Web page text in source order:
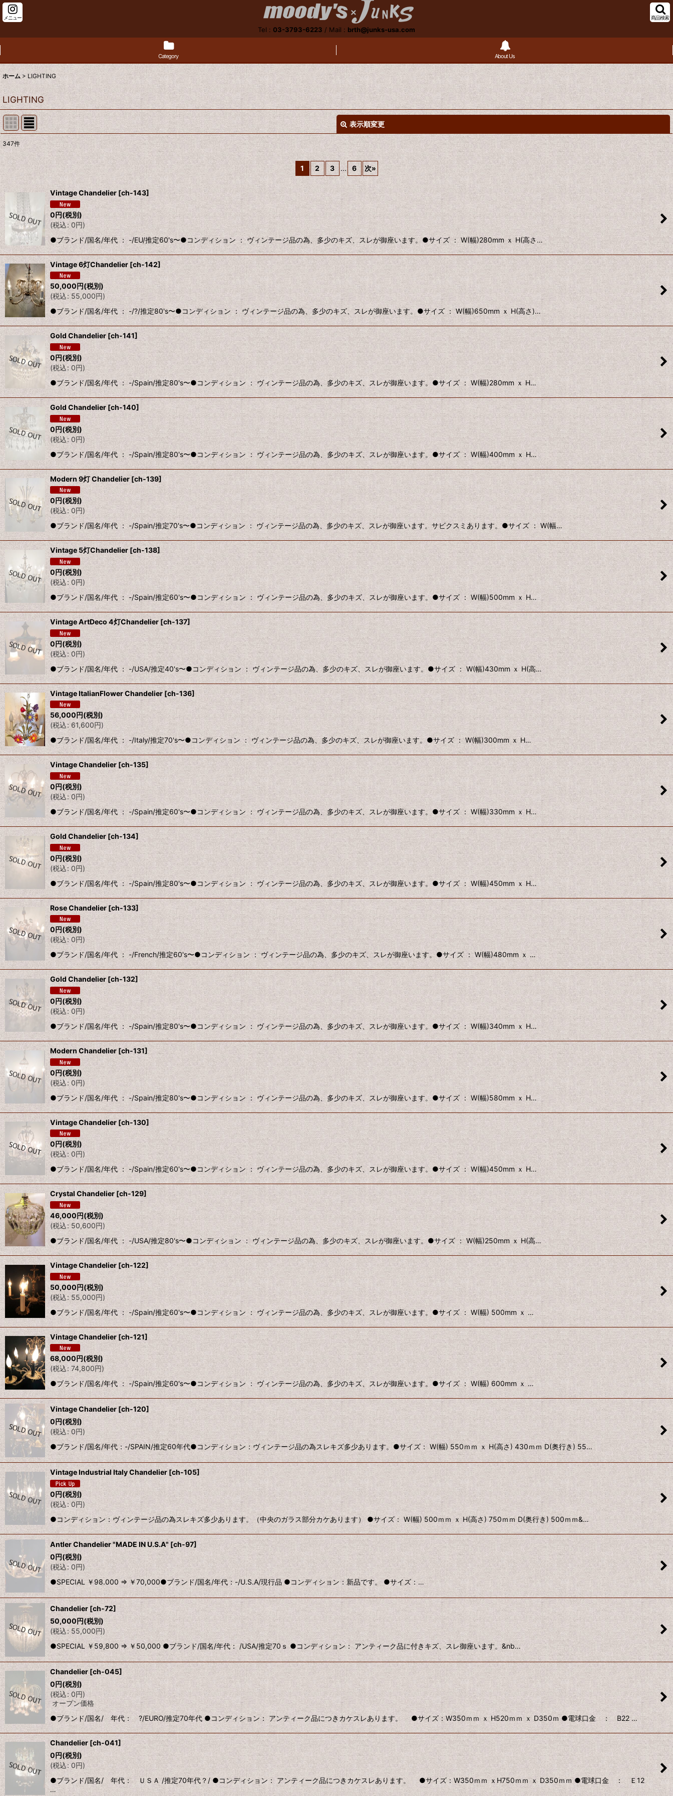
メニュー
Tel : 03-3793-6223 / Mail : brth@junks-usa.com
商品検索
Category About Us
ホーム > LIGHTING
LIGHTING
表示順変更
サブカテゴリ
表示数:
並び順
絞り込む
347件
1 2 3 ... 6 次»
Vintage Chandelier [ch-143]
0円(税別)
(税込: 0円)
●ブランド/国名/年代 ： -/EU/推定60's〜●コンディション ： ヴィンテージ品の為、多少のキズ、スレが御座います。●サイズ ： W(幅)280mm ｘ H(高さ…
Vintage 6灯Chandelier[ch-142]
50,000円(税別)
(税込: 55,000円)
●ブランド/国名/年代 ： -/?/推定80's〜●コンディション ： ヴィンテージ品の為、多少のキズ、スレが御座います。●サイズ ： W(幅)650mm ｘ H(高さ)…
Gold Chandelier [ch-141]
0円(税別)
(税込: 0円)
●ブランド/国名/年代 ： -/Spain/推定80's〜●コンディション ： ヴィンテージ品の為、多少のキズ、スレが御座います。●サイズ ： W(幅)280mm ｘ H…
Gold Chandelier [ch-140]
0円(税別)
(税込: 0円)
●ブランド/国名/年代 ： -/Spain/推定80's〜●コンディション ： ヴィンテージ品の為、多少のキズ、スレが御座います。●サイズ ： W(幅)400mm ｘ H…
Modern 9灯 Chandelier[ch-139]
0円(税別)
(税込: 0円)
●ブランド/国名/年代 ： -/Spain/推定70's〜●コンディション ： ヴィンテージ品の為、多少のキズ、スレが御座います。サビクスミあります。●サイズ ： W(幅…
Vintage 5灯Chandelier [ch-138]
0円(税別)
(税込: 0円)
●ブランド/国名/年代 ： -/Spain/推定60's〜●コンディション ： ヴィンテージ品の為、多少のキズ、スレが御座います。●サイズ ： W(幅)500mm ｘ H…
Vintage ArtDeco 4灯Chandelier [ch-137]
0円(税別)
(税込: 0円)
●ブランド/国名/年代 ： -/USA/推定40's〜●コンディション ： ヴィンテージ品の為、多少のキズ、スレが御座います。●サイズ ： W(幅)430mm ｘ H(高…
Vintage ItalianFlower Chandelier [ch-136]
56,000円(税別)
(税込: 61,600円)
●ブランド/国名/年代 ： -/Italy/推定70's〜●コンディション ： ヴィンテージ品の為、多少のキズ、スレが御座います。●サイズ ： W(幅)300mm ｘ H…
Vintage Chandelier [ch-135]
0円(税別)
(税込: 0円)
●ブランド/国名/年代 ： -/Spain/推定60's〜●コンディション ： ヴィンテージ品の為、多少のキズ、スレが御座います。●サイズ ： W(幅)330mm ｘ H…
Gold Chandelier [ch-134]
0円(税別)
(税込: 0円)
●ブランド/国名/年代 ： -/Spain/推定80's〜●コンディション ： ヴィンテージ品の為、多少のキズ、スレが御座います。●サイズ ： W(幅)450mm ｘ H…
Rose Chandelier [ch-133]
0円(税別)
(税込: 0円)
●ブランド/国名/年代 ： -/French/推定60's〜●コンディション ： ヴィンテージ品の為、多少のキズ、スレが御座います。●サイズ ： W(幅)480mm ｘ …
Gold Chandelier [ch-132]
0円(税別)
(税込: 0円)
●ブランド/国名/年代 ： -/Spain/推定80's〜●コンディション ： ヴィンテージ品の為、多少のキズ、スレが御座います。●サイズ ： W(幅)340mm ｘ H…
Modern Chandelier [ch-131]
0円(税別)
(税込: 0円)
●ブランド/国名/年代 ： -/Spain/推定80's〜●コンディション ： ヴィンテージ品の為、多少のキズ、スレが御座います。●サイズ ： W(幅)580mm ｘ H…
Vintage Chandelier [ch-130]
0円(税別)
(税込: 0円)
●ブランド/国名/年代 ： -/Spain/推定60's〜●コンディション ： ヴィンテージ品の為、多少のキズ、スレが御座います。●サイズ ： W(幅)450mm ｘ H…
Crystal Chandelier[ch-129]
46,000円(税別)
(税込: 50,600円)
●ブランド/国名/年代 ： -/USA/推定80's〜●コンディション ： ヴィンテージ品の為、多少のキズ、スレが御座います。●サイズ ： W(幅)250mm ｘ H(高…
Vintage Chandelier [ch-122]
50,000円(税別)
(税込: 55,000円)
●ブランド/国名/年代 ： -/Spain/推定60's〜●コンディション ： ヴィンテージ品の為、多少のキズ、スレが御座います。●サイズ ： W(幅) 500mm ｘ …
Vintage Chandelier [ch-121]
68,000円(税別)
(税込: 74,800円)
●ブランド/国名/年代 ： -/Spain/推定60's〜●コンディション ： ヴィンテージ品の為、多少のキズ、スレが御座います。●サイズ ： W(幅) 600mm ｘ …
Vintage Chandelier[ch-120]
0円(税別)
(税込: 0円)
●ブランド/国名/年代：-/SPAIN/推定60年代●コンディション：ヴィンテージ品の為スレキズ多少あります。●サイズ： W(幅) 550ｍｍ ｘ H(高さ) 430ｍｍ D(奥行き) 55…
Vintage Industrial Italy Chandelier[ch-105]
0円(税別)
(税込: 0円)
●コンディション：ヴィンテージ品の為スレキズ多少あります。（中央のガラス部分カケあります） ●サイズ： W(幅) 500ｍｍ ｘ H(高さ) 750ｍｍ D(奥行き) 500ｍｍ&…
Antler Chandelier "MADE IN U.S.A" [ch-97]
0円(税別)
(税込: 0円)
●SPECIAL ￥98.000 ⇒ ￥70,000●ブランド/国名/年代：-/U.S.A/現行品 ●コンディション：新品です。 ●サイズ：…
Chandelier [ch-72]
50,000円(税別)
(税込: 55,000円)
●SPECIAL ￥59,800 ⇒ ￥50,000 ●ブランド/国名/年代： /USA/推定70ｓ ●コンディション： アンティーク品に付きキズ、スレ御座います。&nb…
Chandelier [ch-045]
0円(税別)
(税込: 0円)
オープン価格
●ブランド/国名/ 年代： ?/EURO/推定70年代 ●コンディション： アンティーク品につきカケスレあります。 ●サイズ：W350ｍｍ ｘ H520ｍｍ ｘ D350ｍ ●電球口金 ： B22 …
Chandelier[ch-041]
0円(税別)
(税込: 0円)
●ブランド/国名/ 年代： ＵＳＡ /推定70年代？/ ●コンディション： アンティーク品につきカケスレあります。 ●サイズ：W350ｍｍ ｘH750ｍｍ ｘ D350ｍｍ ●電球口金 ： Ｅ12
…